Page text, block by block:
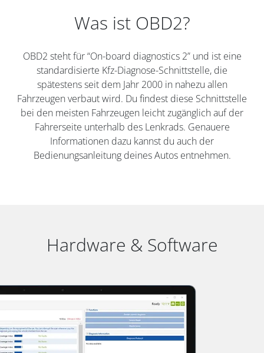
Was ist OBD2?
OBD2 steht für “On-board diagnostics 2” und ist eine
standardisierte Kfz-Diagnose-Schnittstelle, die
spätestens seit dem Jahr 2000 in nahezu allen
Fahrzeugen verbaut wird. Du findest diese Schnittstelle
bei den meisten Fahrzeugen leicht zugänglich auf der
Fahrerseite unterhalb des Lenkrads. Genauere
Informationen dazu kannst du auch der
Bedienungsanleitung deines Autos entnehmen.
Hardware & Software